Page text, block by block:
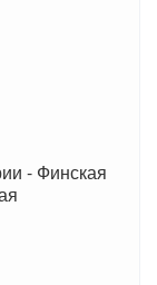
- Финская